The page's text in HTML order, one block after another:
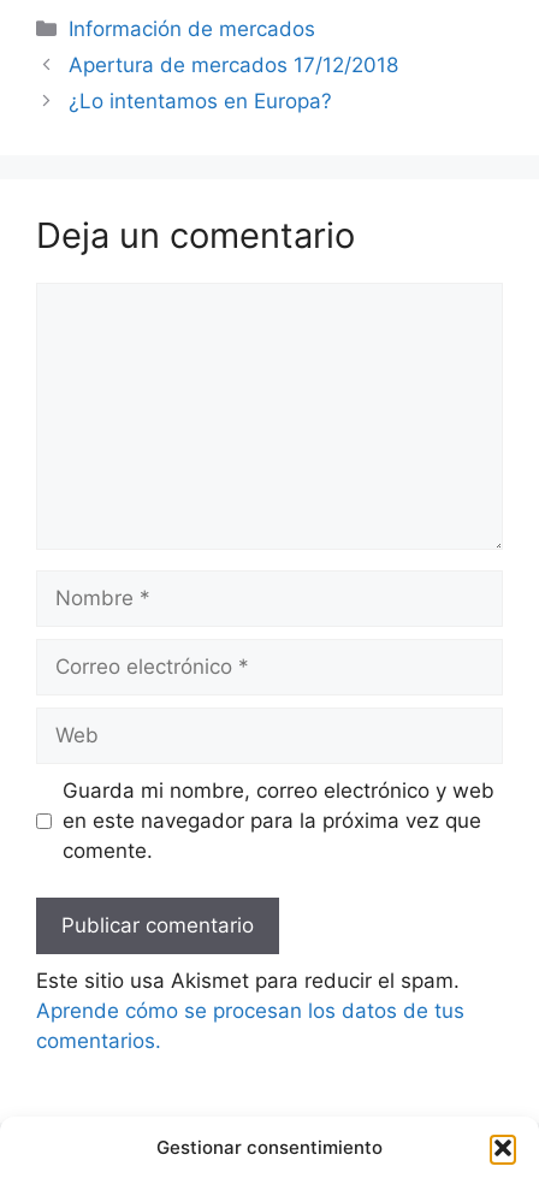
Gestionar consentimiento
Categorías
Información de mercados
Apertura de mercados 17/12/2018
¿Lo intentamos en Europa?
Deja un comentario
Nombre
Correo
Web
Guarda mi nombre, correo electrónico y web
en este navegador para la próxima vez que
comente.
Este sitio usa Akismet para reducir el spam.
Aprende cómo se procesan los datos de tus
comentarios.